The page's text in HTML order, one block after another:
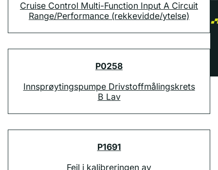
Cruise Control Multi-Function Input A Circuit
Range/Performance (rekkevidde/ytelse)
P0258
Innsprøytingspumpe Drivstoffmålingskrets
B Lav
P1691
Feil i kalibreringen av